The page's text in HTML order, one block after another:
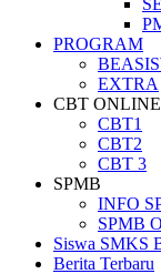
PROGRAM
EXTRA
CBT ONLINE
CBT1
CBT2
CBT 3
SPMB
INFO
SPMB
Siswa SMKS
Berita Terbaru